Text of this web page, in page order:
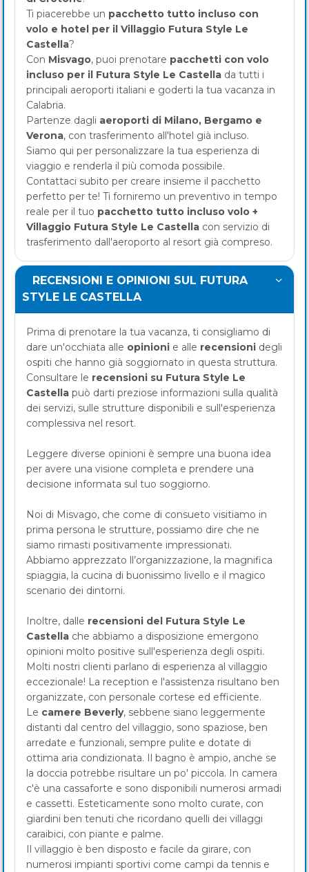
Ti piacerebbe un pacchetto tutto incluso con
volo e hotel per il Villaggio Futura Style Le
Castella?
Con Misvago, puoi prenotare pacchetti con volo
incluso per il Futura Style Le Castella da tutti i
principali aeroporti italiani e goderti la tua vacanza in
Calabria.
Partenze dagli aeroporti di Milano, Bergamo e
Verona, con trasferimento all'hotel già incluso.
Siamo qui per personalizzare la tua esperienza di
viaggio e renderla il più comoda possibile.
Contattaci subito per creare insieme il pacchetto
perfetto per te! Ti forniremo un preventivo in tempo
reale per il tuo pacchetto tutto incluso volo +
Villaggio Futura Style Le Castella con servizio di
trasferimento dall'aeroporto al resort già compreso.
RECENSIONI E OPINIONI SUL FUTURA
STYLE LE CASTELLA
Prima di prenotare la tua vacanza, ti consigliamo di
dare un'occhiata alle opinioni e alle recensioni degli
ospiti che hanno già soggiornato in questa struttura.
Consultare le recensioni su Futura Style Le
Castella può darti preziose informazioni sulla qualità
dei servizi, sulle strutture disponibili e sull'esperienza
complessiva nel resort.
Leggere diverse opinioni è sempre una buona idea
per avere una visione completa e prendere una
decisione informata sul tuo soggiorno.
Noi di Misvago, che come di consueto visitiamo in
prima persona le strutture, possiamo dire che ne
siamo rimasti positivamente impressionati.
Abbiamo apprezzato ll’organizzazione, la magnifica
spiaggia, la cucina di buonissimo livello e il magico
scenario dei dintorni.
Inoltre, dalle recensioni del Futura Style Le
Castella che abbiamo a disposizione emergono
opinioni molto positive sull'esperienza degli ospiti.
Molti nostri clienti parlano di esperienza al villaggio
eccezionale! La reception e l'assistenza risultano ben
organizzate, con personale cortese ed efficiente.
Le camere Beverly, sebbene siano leggermente
distanti dal centro del villaggio, sono spaziose, ben
arredate e funzionali, sempre pulite e dotate di
ottima aria condizionata. Il bagno è ampio, anche se
la doccia potrebbe risultare un po' piccola. In camera
c'è una cassaforte e sono disponibili numerosi armadi
e cassetti. Esteticamente sono molto curate, con
giardini ben tenuti che ricordano quelli dei villaggi
caraibici, con piante e palme.
Il villaggio è ben disposto e facile da girare, con
numerosi impianti sportivi come campi da tennis e